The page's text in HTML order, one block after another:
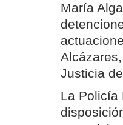
María
Justicia
La Policía